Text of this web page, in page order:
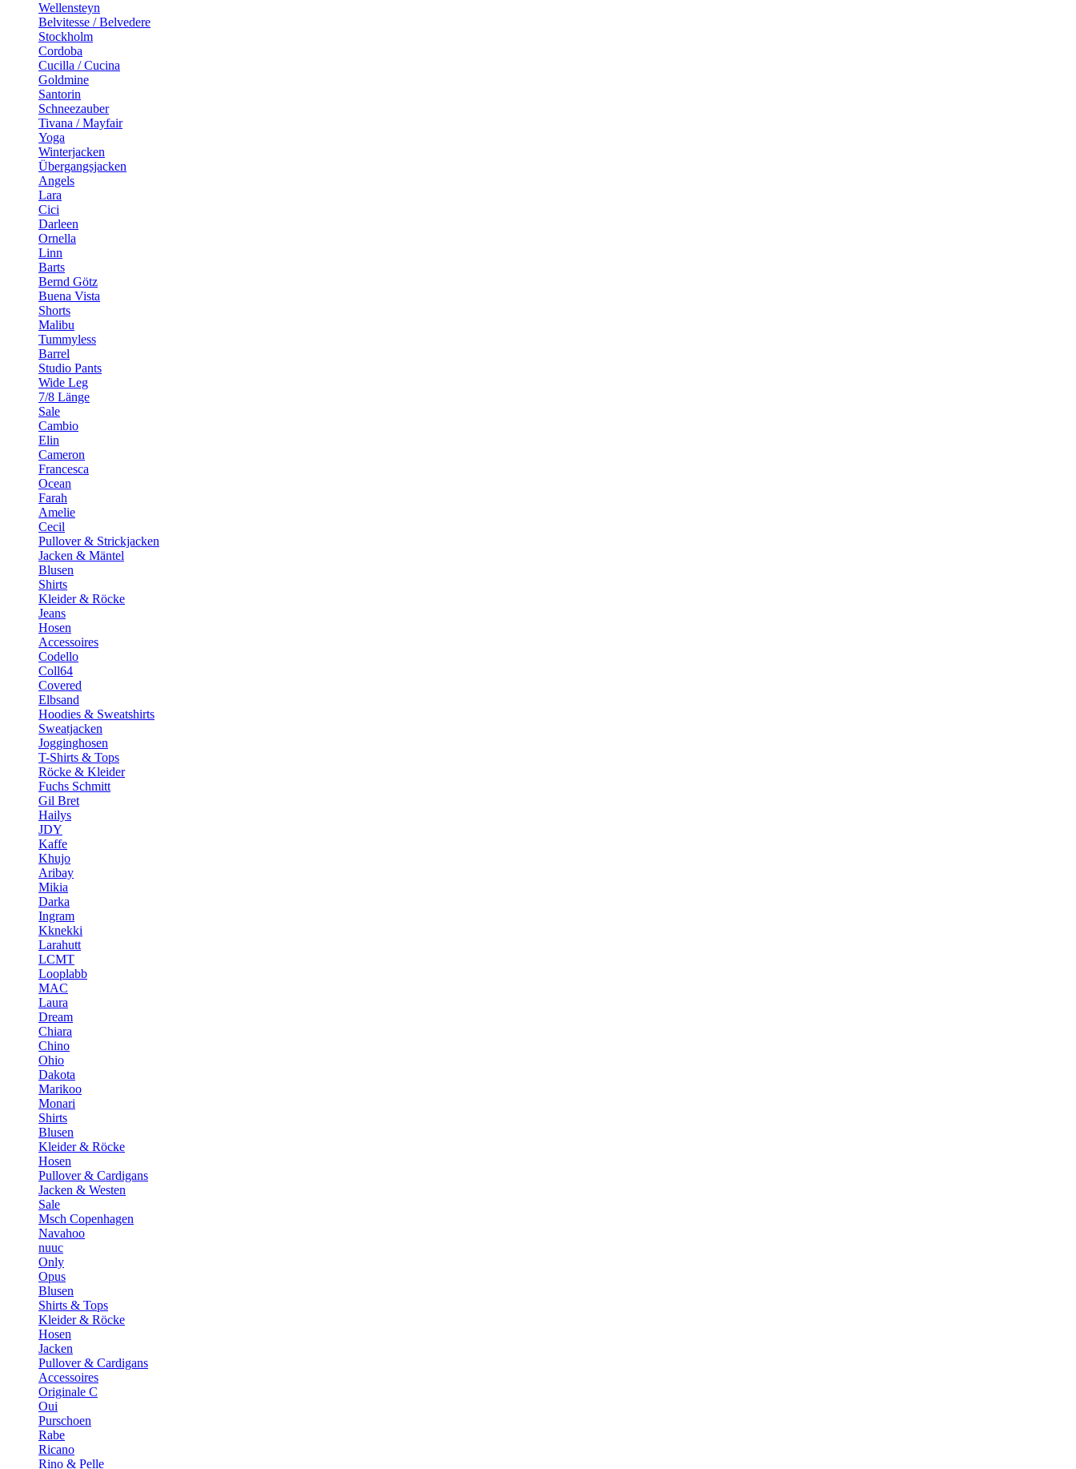
Wellensteyn
Belvitesse / Belvedere
Stockholm
Cordoba
Cucilla / Cucina
Goldmine
Santorin
Schneezauber
Tivana / Mayfair
Yoga
Winterjacken
Übergangsjacken
Angels
Lara
Cici
Darleen
Ornella
Linn
Barts
Bernd Götz
Buena Vista
Shorts
Malibu
Tummyless
Barrel
Studio Pants
Wide Leg
7/8 Länge
Sale
Cambio
Elin
Cameron
Francesca
Ocean
Farah
Amelie
Cecil
Pullover & Strickjacken
Jacken & Mäntel
Blusen
Shirts
Kleider & Röcke
Jeans
Hosen
Accessoires
Codello
Coll64
Covered
Elbsand
Hoodies & Sweatshirts
Sweatjacken
Jogginghosen
T-Shirts & Tops
Röcke & Kleider
Fuchs Schmitt
Gil Bret
Hailys
JDY
Kaffe
Khujo
Aribay
Mikia
Darka
Ingram
Kknekki
Larahutt
LCMT
Looplabb
MAC
Laura
Dream
Chiara
Chino
Ohio
Dakota
Marikoo
Monari
Shirts
Blusen
Kleider & Röcke
Hosen
Pullover & Cardigans
Jacken & Westen
Sale
Msch Copenhagen
Navahoo
nuuc
Only
Opus
Blusen
Shirts & Tops
Kleider & Röcke
Hosen
Jacken
Pullover & Cardigans
Accessoires
Originale C
Oui
Purschoen
Rabe
Ricano
Rino & Pelle